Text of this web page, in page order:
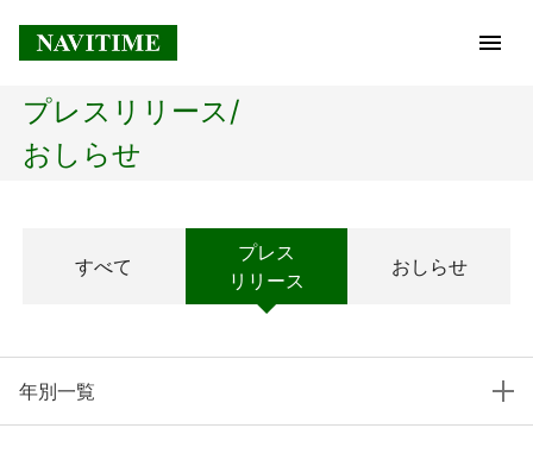
トップページ
経営理念
プレスリリース/
おしらせ
すべて
プレス
リリース
おしらせ
年別一覧